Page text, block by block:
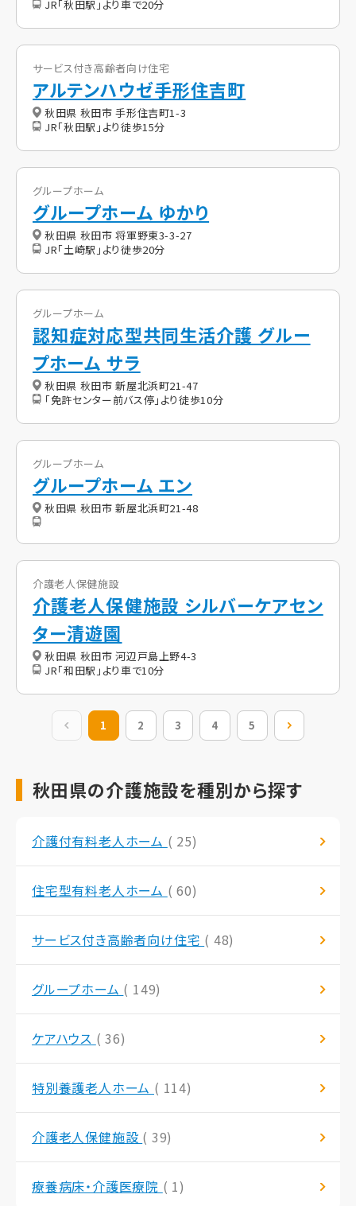
JR「秋田駅」より車で20分
サービス付き高齢者向け住宅
アルテンハウゼ手形住吉町
秋田県 秋田市 手形住吉町1-3
JR「秋田駅」より徒歩15分
グループホーム
グループホーム ゆかり
秋田県 秋田市 将軍野東3-3-27
JR「土崎駅」より徒歩20分
グループホーム
認知症対応型共同生活介護 グルー
プホーム サラ
秋田県 秋田市 新屋北浜町21-47
「免許センター前バス停」より徒歩10分
グループホーム
グループホーム エン
秋田県 秋田市 新屋北浜町21-48
介護老人保健施設
介護老人保健施設 シルバーケアセン
ター清遊園
秋田県 秋田市 河辺戸島上野4-3
JR「和田駅」より車で10分
前の20件
1 2 3 4 5
秋田県の介護施設を種別から探す
介護付有料老人ホーム ( 25)
住宅型有料老人ホーム ( 60)
サービス付き高齢者向け住宅 ( 48)
グループホーム ( 149)
ケアハウス ( 36)
特別養護老人ホーム ( 114)
介護老人保健施設 ( 39)
療養病床・介護医療院 ( 1)